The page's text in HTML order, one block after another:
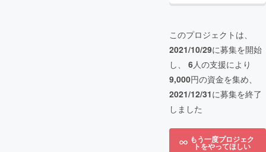
このプロジェクトは、
2021/10/29に募集を開始
し、 6人の支援により
9,000円の資金を集め、
2021/12/31に募集を終了
しました
もう一度プロジェク
トをやってほしい